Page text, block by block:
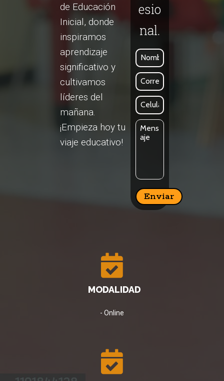
de Educación
Inicial, donde
inspiramos
aprendizaje
significativo y
cultivamos
líderes del
mañana.
¡Empieza hoy tu
viaje educativo!
esio
nal.
Enviar
MODALIDAD
- Online